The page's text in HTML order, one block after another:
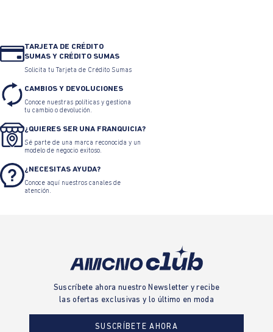
TARJETA DE CRÉDITO
SUMAS Y CRÉDITO SUMAS
Solicita tu Tarjeta de Crédito Sumas
CAMBIOS Y DEVOLUCIONES
Conoce nuestras políticas y gestiona
tu cambio o devolución.
¿QUIERES SER UNA FRANQUICIA?
Sé parte de una marca reconocida y un
modelo de negocio exitoso.
¿NECESITAS AYUDA?
Conoce aquí nuestros canales de
atención.
Suscríbete ahora nuestro Newsletter y recibe
las ofertas exclusivas y lo último en moda
SUSCRÍBETE AHORA